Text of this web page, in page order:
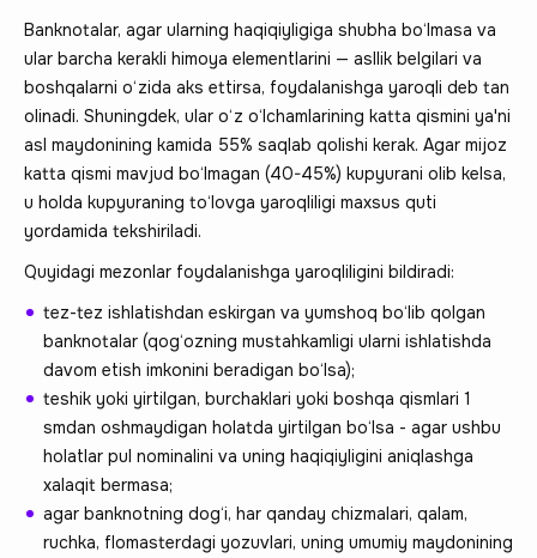
Banknotalar, agar ularning haqiqiyligiga shubha bo‘lmasa va
ular barcha kerakli himoya elementlarini — asllik belgilari va
boshqalarni o‘zida aks ettirsa, foydalanishga yaroqli deb tan
olinadi. Shuningdek, ular o‘z o‘lchamlarining katta qismini ya'ni
asl maydonining kamida 55% saqlab qolishi kerak. Agar mijoz
katta qismi mavjud bo‘lmagan (40-45%) kupyurani olib kelsa,
u holda kupyuraning to‘lovga yaroqliligi maxsus quti
yordamida tekshiriladi.
Quyidagi mezonlar foydalanishga yaroqliligini bildiradi:
tez-tez ishlatishdan eskirgan va yumshoq bo‘lib qolgan
banknotalar (qog‘ozning mustahkamligi ularni ishlatishda
davom etish imkonini beradigan bo‘lsa);
teshik yoki yirtilgan, burchaklari yoki boshqa qismlari 1
smdan oshmaydigan holatda yirtilgan bo‘lsa - agar ushbu
holatlar pul nominalini va uning haqiqiyligini aniqlashga
xalaqit bermasa;
agar banknotning dog‘i, har qanday chizmalari, qalam,
ruchka, flomasterdagi yozuvlari, uning umumiy maydonining